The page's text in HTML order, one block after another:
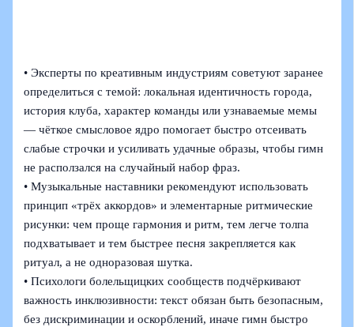
• Эксперты по креативным индустриям советуют заранее
определиться с темой: локальная идентичность города,
история клуба, характер команды или узнаваемые мемы
— чёткое смысловое ядро помогает быстро отсеивать
слабые строчки и усиливать удачные образы, чтобы гимн
не расползался на случайный набор фраз.
• Музыкальные наставники рекомендуют использовать
принцип «трёх аккордов» и элементарные ритмические
рисунки: чем проще гармония и ритм, тем легче толпа
подхватывает и тем быстрее песня закрепляется как
ритуал, а не одноразовая шутка.
• Психологи болельщицких сообществ подчёркивают
важность инклюзивности: текст обязан быть безопасным,
без дискриминации и оскорблений, иначе гимн быстро